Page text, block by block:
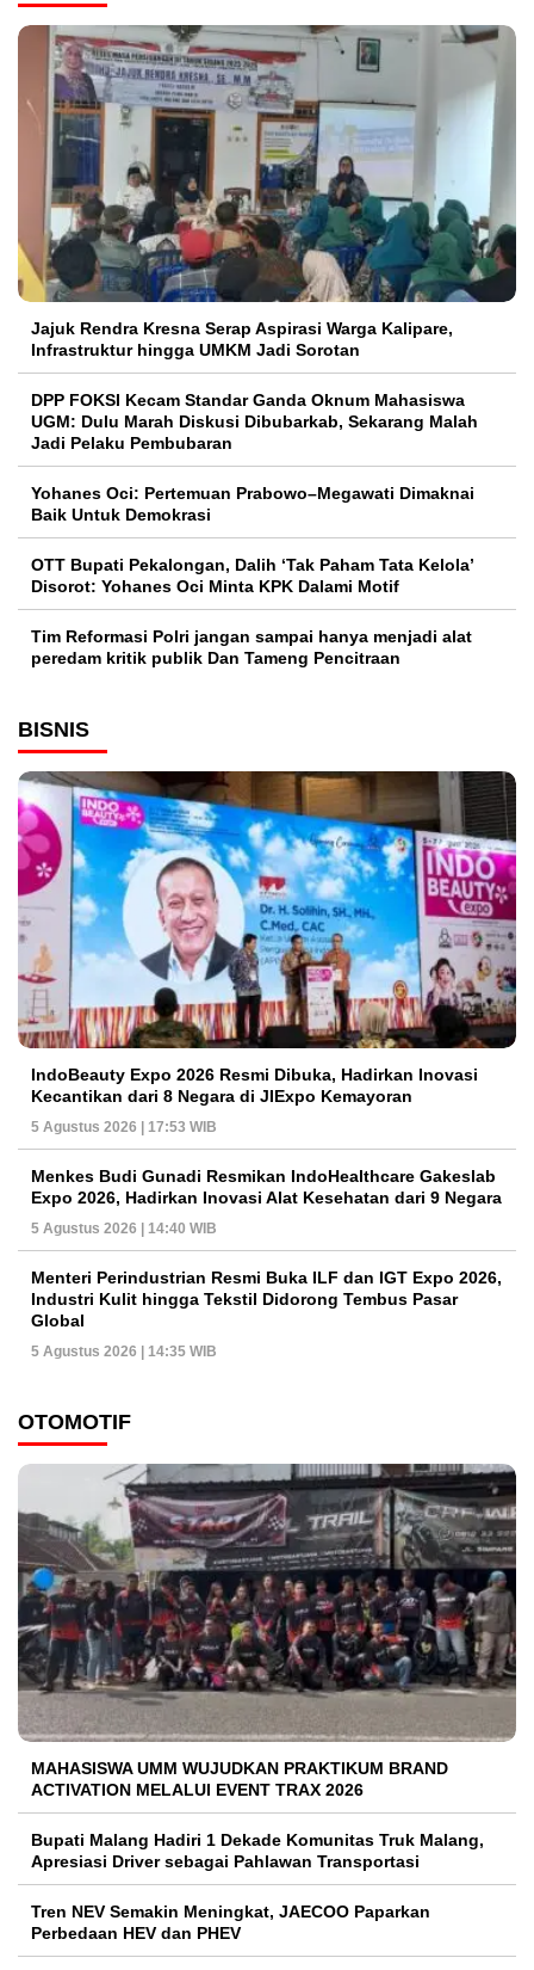
Jajuk Rendra Kresna Serap Aspirasi Warga Kalipare,
Infrastruktur hingga UMKM Jadi Sorotan
DPP FOKSI Kecam Standar Ganda Oknum Mahasiswa
UGM: Dulu Marah Diskusi Dibubarkab, Sekarang Malah
Jadi Pelaku Pembubaran
Yohanes Oci: Pertemuan Prabowo–Megawati Dimaknai
Baik Untuk Demokrasi
OTT Bupati Pekalongan, Dalih ‘Tak Paham Tata Kelola’
Disorot: Yohanes Oci Minta KPK Dalami Motif
Tim Reformasi Polri jangan sampai hanya menjadi alat
peredam kritik publik Dan Tameng Pencitraan
BISNIS
IndoBeauty Expo 2026 Resmi Dibuka, Hadirkan Inovasi
Kecantikan dari 8 Negara di JIExpo Kemayoran
5 Agustus 2026 | 17:53 WIB
Menkes Budi Gunadi Resmikan IndoHealthcare Gakeslab
Expo 2026, Hadirkan Inovasi Alat Kesehatan dari 9 Negara
5 Agustus 2026 | 14:40 WIB
Menteri Perindustrian Resmi Buka ILF dan IGT Expo 2026,
Industri Kulit hingga Tekstil Didorong Tembus Pasar
Global
5 Agustus 2026 | 14:35 WIB
OTOMOTIF
MAHASISWA UMM WUJUDKAN PRAKTIKUM BRAND
ACTIVATION MELALUI EVENT TRAX 2026
Bupati Malang Hadiri 1 Dekade Komunitas Truk Malang,
Apresiasi Driver sebagai Pahlawan Transportasi
Tren NEV Semakin Meningkat, JAECOO Paparkan
Perbedaan HEV dan PHEV